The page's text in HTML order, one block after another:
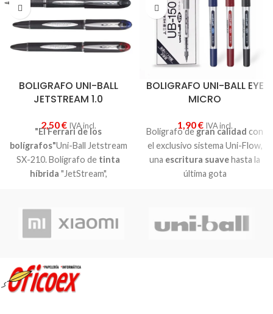
BOLIGRAFO UNI-BALL
JETSTREAM 1.0
2,50€ IVA incl.
"El Ferrari de los
bolígrafos"Uni-Ball Jetstream
SX-210. Bolígrafo de tinta
híbrida "JetStream",
(rapidez) y de la tinta de gel
antifraude, no se puede
falsificar. Es tinta resistente al
BOLIGRAFO UNI-BALL EYE
MICRO
1,90€ IVA incl.
Bolígrafo degran calidad con
el exclusivo sistema Uni-Flow,
una escritura suavehasta la
última gota
resistente al agua
y evita
la manipulación